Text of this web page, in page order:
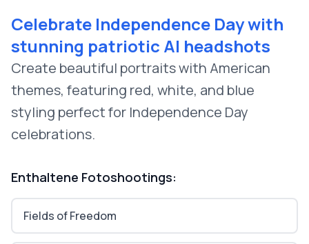
Celebrate Independence Day with
stunning patriotic AI headshots
Create beautiful portraits with American
themes, featuring red, white, and blue
styling perfect for Independence Day
celebrations.
Enthaltene Fotoshootings:
Fields of Freedom